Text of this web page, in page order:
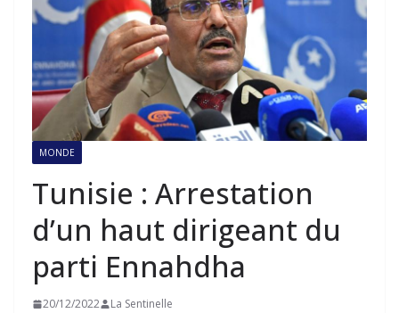
MONDE
Tunisie : Arrestation
d’un haut dirigeant du
parti Ennahdha
20/12/2022 La Sentinelle